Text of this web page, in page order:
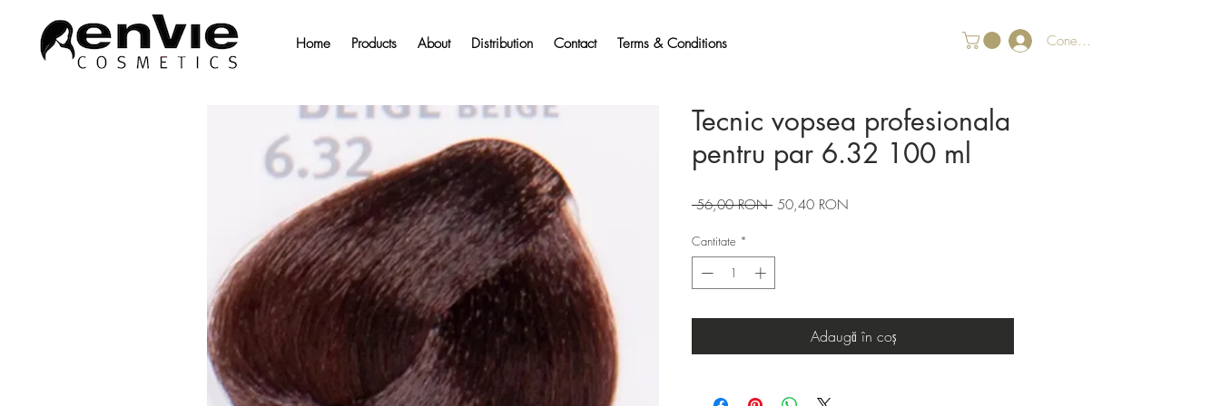
Home Products About Distribution Contact Terms & Conditions Conectează-te
Tecnic vopsea profesionala
pentru par 6.32 100 ml
56,00 RON Preț
50,40 RON
Cantitate *
Adaugă în coș